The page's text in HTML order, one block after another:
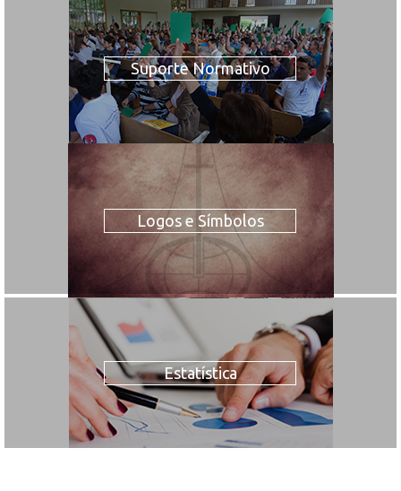
Suporte Normativo
Logos e Símbolos
Estatística